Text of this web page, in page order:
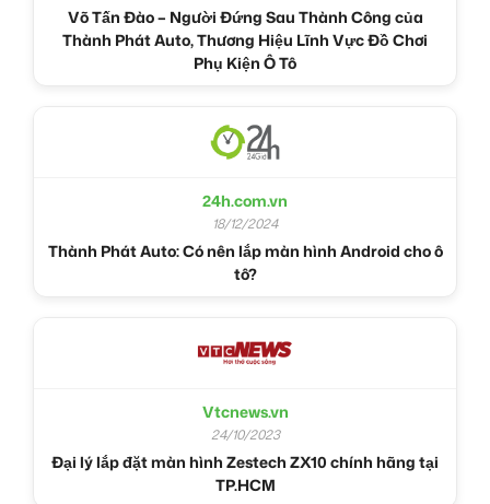
Võ Tấn Đào – Người Đứng Sau Thành Công của
Thành Phát Auto, Thương Hiệu Lĩnh Vực Đồ Chơi
Phụ Kiện Ô Tô
24h.com.vn
18/12/2024
Thành Phát Auto: Có nên lắp màn hình Android cho ô
tô?
Vtcnews.vn
24/10/2023
Đại lý lắp đặt màn hình Zestech ZX10 chính hãng tại
TP.HCM